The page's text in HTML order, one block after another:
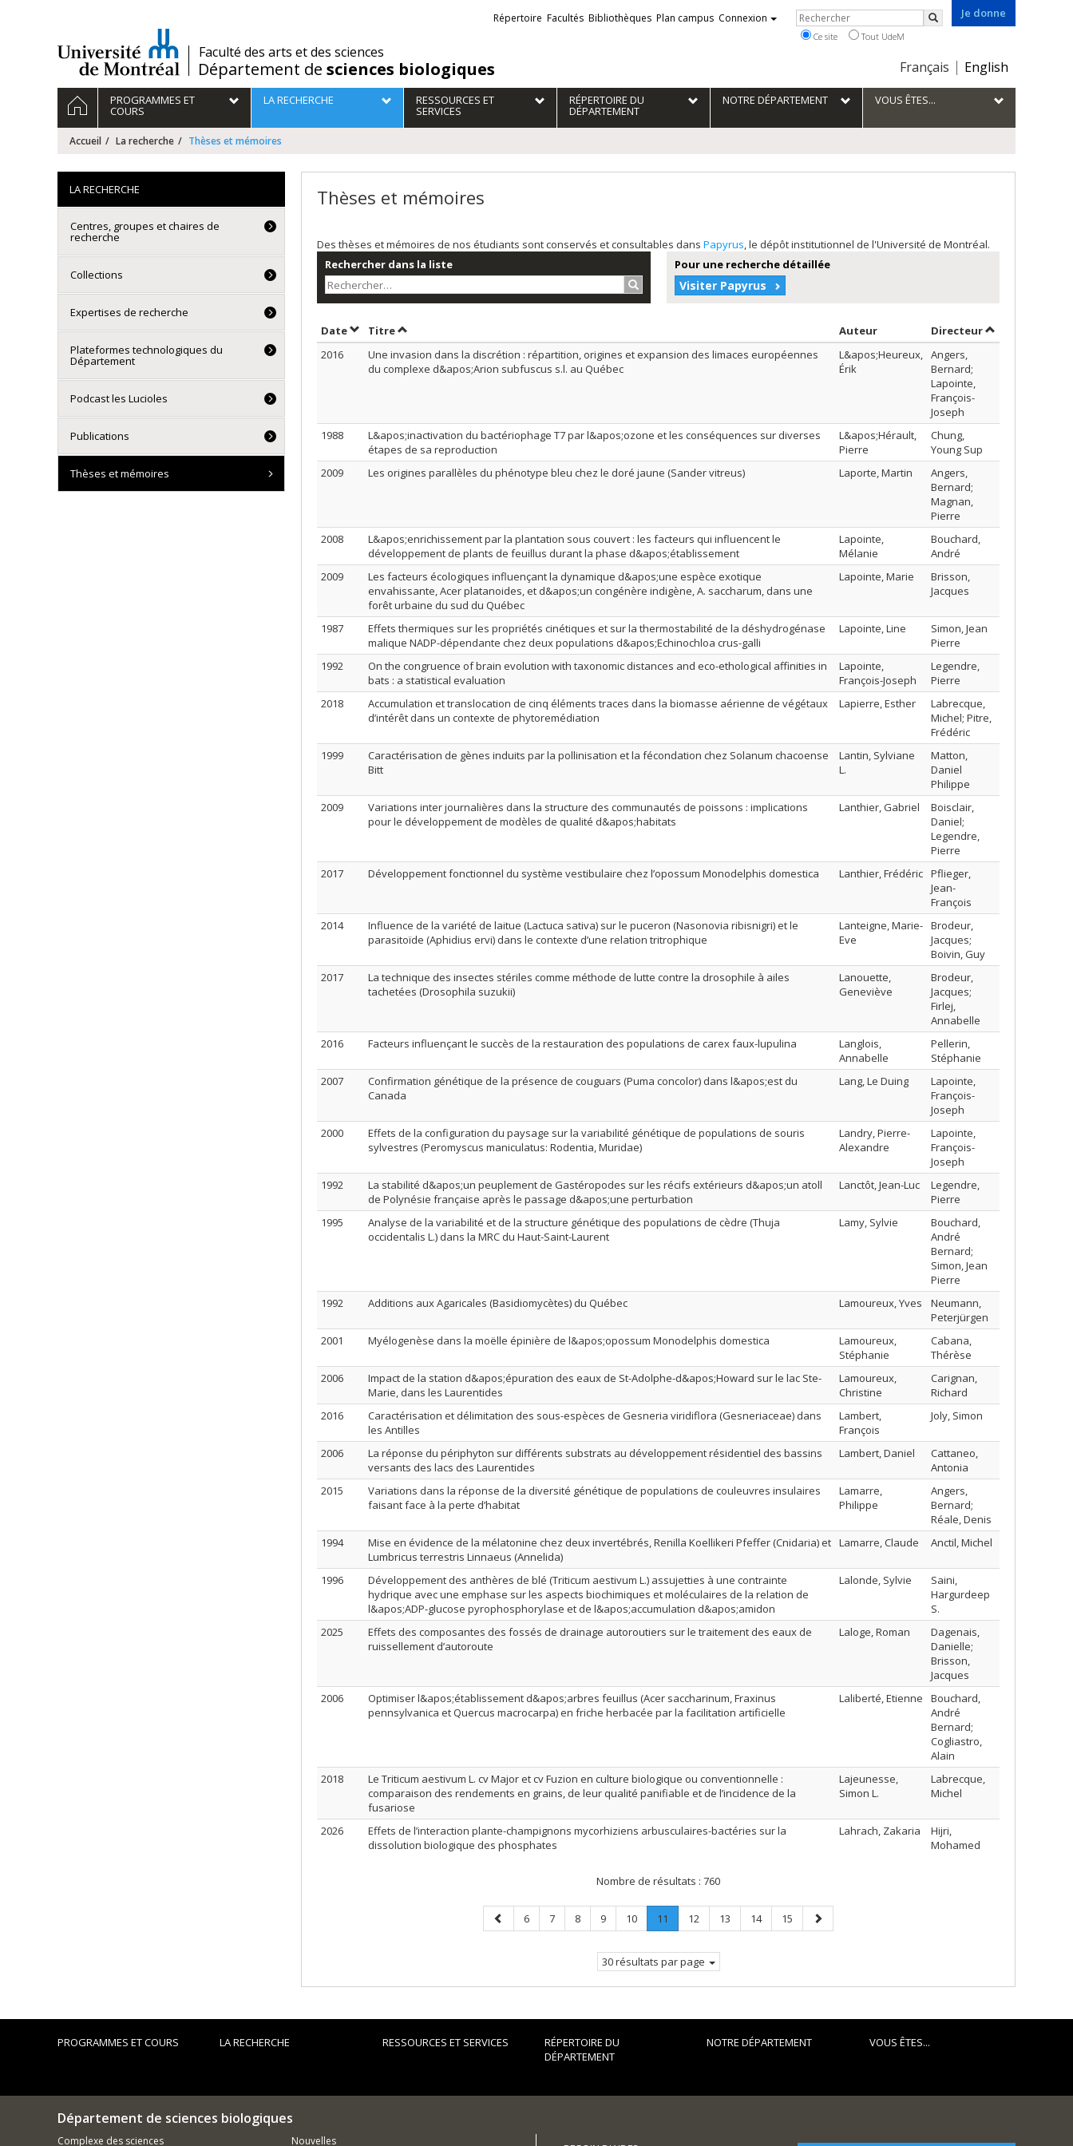
/Faculté des arts et des sciences
Département de sciences biologiques
Je donne
Choix
la
langue
Français English
Liens
externes
Répertoire Facultés Bibliothèques Plan campus Connexion Rechercher
Rechercher
Ce site Tout UdeM
Navigation
principale
ACCUEILPROGRAMMES ET
COURS
LA RECHERCHE RESSOURCES ET
SERVICES
RÉPERTOIRE DU
DÉPARTEMENT
NOTRE DÉPARTEMENT VOUS ÊTES...
Accueil La recherche Thèses et mémoires
Thèses et mémoires
Des thèses et mémoires de nos étudiants sont conservés et consultables dans Papyrus, le dépôt institutionnel de l'Université de Montréal.
Rechercher dans la liste
Rechercher…
Pour une recherche détaillée
Visiter Papyrus
DateTrier par date en ordre décroissant
TitreTrier par titre en ordre décroissant Auteur Trier par auteur en ordre
Directeurpar
2016
Une invasion dans la discrétion : répartition, origines et expansion des limaces européennes
du complexe d&apos;Arion subfuscus s.l. au Québec
L&apos;Heureux,
Érik
Angers,
Bernard;
Lapointe,
François-
Joseph
1988
L&apos;inactivation du bactériophage T7 par l&apos;ozone et les conséquences sur diverses
étapes de sa reproduction
L&apos;Hérault,
Pierre
Chung,
Young Sup
2009
Les origines parallèles du phénotype bleu chez le doré jaune (Sander vitreus) Laporte, Martin
Angers,
Bernard;
Magnan,
Pierre
2008
L&apos;enrichissement par la plantation sous couvert : les facteurs qui influencent le
développement de plants de feuillus durant la phase d&apos;établissement
Lapointe,
Mélanie
Bouchard,
André
2009
Les facteurs écologiques influençant la dynamique d&apos;une espèce exotique
envahissante, Acer platanoides, et d&apos;un congénère indigène, A. saccharum, dans une
forêt urbaine du sud du Québec
Lapointe, Marie
Brisson,
Jacques
1987
Effets thermiques sur les propriétés cinétiques et sur la thermostabilité de la déshydrogénase
malique NADP-dépendante chez deux populations d&apos;Echinochloa crus-galli
Lapointe, Line
Simon, Jean
Pierre
1992
On the congruence of brain evolution with taxonomic distances and eco-ethological affinities in
bats : a statistical evaluation
Lapointe,
François-Joseph
Legendre,
Pierre
2018
Accumulation et translocation de cinq éléments traces dans la biomasse aérienne de végétaux
d’intérêt dans un contexte de phytoremédiation
Lapierre, Esther
Labrecque,
Michel; Pitre,
Frédéric
1999
Caractérisation de gènes induits par la pollinisation et la fécondation chez Solanum chacoense
Bitt
Lantin, Sylviane
L.
Matton,
Daniel
Philippe
2009
Variations inter journalières dans la structure des communautés de poissons : implications
pour le développement de modèles de qualité d&apos;habitats
Lanthier, Gabriel
Boisclair,
Daniel;
Legendre,
Pierre
2017
Développement fonctionnel du système vestibulaire chez l’opossum Monodelphis domestica Lanthier, Frédéric Pflieger,
Jean-
François
2014
Influence de la variété de laitue (Lactuca sativa) sur le puceron (Nasonovia ribisnigri) et le
parasitoïde (Aphidius ervi) dans le contexte d’une relation tritrophique
Lanteigne, Marie-
Eve
Brodeur,
Jacques;
Boivin, Guy
2017
La technique des insectes stériles comme méthode de lutte contre la drosophile à ailes
tachetées (Drosophila suzukii)
Lanouette,
Geneviève
Brodeur,
Jacques;
Firlej,
Annabelle
2016
Facteurs influençant le succès de la restauration des populations de carex faux-lupulina
Langlois,
Annabelle
Pellerin,
Stéphanie
2007
Confirmation génétique de la présence de couguars (Puma concolor) dans l&apos;est du
Canada
Lang, Le Duing
Lapointe,
François-
Joseph
2000
Effets de la configuration du paysage sur la variabilité génétique de populations de souris
sylvestres (Peromyscus maniculatus: Rodentia, Muridae)
Landry, Pierre-
Alexandre
Lapointe,
François-
Joseph
1992
La stabilité d&apos;un peuplement de Gastéropodes sur les récifs extérieurs d&apos;un atoll
de Polynésie française après le passage d&apos;une perturbation
Lanctôt, Jean-Luc
Legendre,
Pierre
1995
Analyse de la variabilité et de la structure génétique des populations de cèdre (Thuja
occidentalis L.) dans la MRC du Haut-Saint-Laurent
Lamy, Sylvie
Bouchard,
André
Bernard;
Simon, Jean
Pierre
1992
Additions aux Agaricales (Basidiomycètes) du Québec Lamoureux, Yves
Neumann,
Peterjürgen
2001
Myélogenèse dans la moëlle épinière de l&apos;opossum Monodelphis domestica
Lamoureux,
Stéphanie
Cabana,
Thérèse
2006
Impact de la station d&apos;épuration des eaux de St-Adolphe-d&apos;Howard sur le lac Ste-
Marie, dans les Laurentides
Lamoureux,
Christine
Carignan,
Richard
2016
Caractérisation et délimitation des sous-espèces de Gesneria viridiflora (Gesneriaceae) dans
les Antilles
Lambert,
François
Joly, Simon
2006
La réponse du périphyton sur différents substrats au développement résidentiel des bassins
versants des lacs des Laurentides
Lambert, Daniel
Cattaneo,
Antonia
2015
Variations dans la réponse de la diversité génétique de populations de couleuvres insulaires
faisant face à la perte d’habitat
Lamarre,
Philippe
Angers,
Bernard;
Réale, Denis
1994
Mise en évidence de la mélatonine chez deux invertébrés, Renilla Koellikeri Pfeffer (Cnidaria) et
Lumbricus terrestris Linnaeus (Annelida)
Lamarre, Claude Anctil, Michel
1996
Développement des anthères de blé (Triticum aestivum L.) assujetties à une contrainte
hydrique avec une emphase sur les aspects biochimiques et moléculaires de la relation de
l&apos;ADP-glucose pyrophosphorylase et de l&apos;accumulation d&apos;amidon
Lalonde, Sylvie
Saini,
Hargurdeep
S.
2025
Effets des composantes des fossés de drainage autoroutiers sur le traitement des eaux de
ruissellement d’autoroute
Laloge, Roman
Dagenais,
Danielle;
Brisson,
Jacques
2006
Optimiser l&apos;établissement d&apos;arbres feuillus (Acer saccharinum, Fraxinus
pennsylvanica et Quercus macrocarpa) en friche herbacée par la facilitation artificielle
Laliberté, Etienne
Bouchard,
André
Bernard;
Cogliastro,
Alain
2018
Le Triticum aestivum L. cv Major et cv Fuzion en culture biologique ou conventionnelle :
comparaison des rendements en grains, de leur qualité panifiable et de l’incidence de la
fusariose
Lajeunesse,
Simon L.
Labrecque,
Michel
2026
Effets de l’interaction plante-champignons mycorhiziens arbusculaires-bactéries sur la
dissolution biologique des phosphates
Lahrach, Zakaria
Hijri,
Mohamed
Nombre de résultats : 760
Page
précédente
Page
6 Page
7 Page
8 Page
9 Page
10 Page
11
Page
Page
12 Page
13 Page
14 Page
15
Page
suivante
30 résultats par page
LA RECHERCHE
Centres, groupes et chaires de
recherche
Collections
Expertises de recherche
Plateformes technologiques du
Département
Podcast les Lucioles
Publications
Thèses et mémoires
PROGRAMMES ET COURS LA RECHERCHE RESSOURCES ET SERVICES
RÉPERTOIRE DU
DÉPARTEMENT
NOTRE DÉPARTEMENT VOUS ÊTES...
Département de sciences biologiques
Complexe des sciences Nouvelles